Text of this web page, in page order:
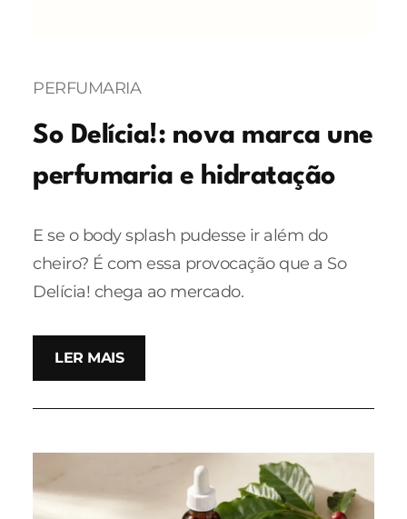
PERFUMARIA
So Delícia!: nova marca une
perfumaria e hidratação
E se o body splash pudesse ir além do
cheiro? É com essa provocação que a So
Delícia! chega ao mercado.
LER MAIS